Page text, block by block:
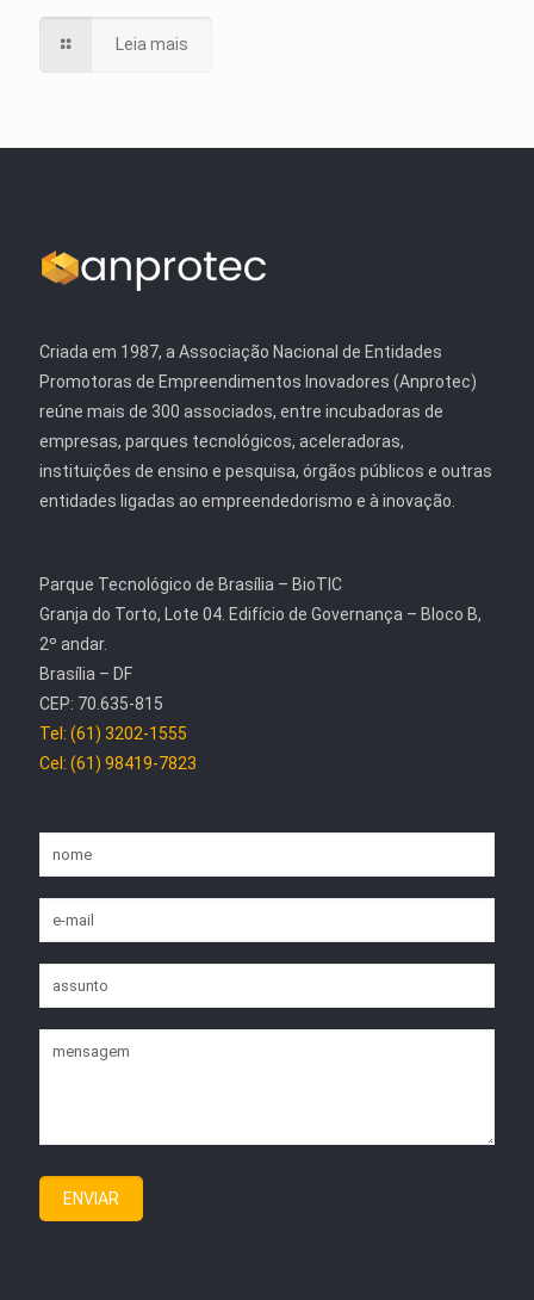
Leia mais
Criada em 1987, a Associação Nacional de Entidades
Promotoras de Empreendimentos Inovadores (Anprotec)
reúne mais de 300 associados, entre incubadoras de
empresas, parques tecnológicos, aceleradoras,
instituições de ensino e pesquisa, órgãos públicos e outras
entidades ligadas ao empreendedorismo e à inovação.
Parque Tecnológico de Brasília – BioTIC
Granja do Torto, Lote 04. Edifício de Governança – Bloco B,
2º andar.
Brasília – DF
CEP: 70.635-815
Tel: (61) 3202-1555
Cel: (61) 98419-7823